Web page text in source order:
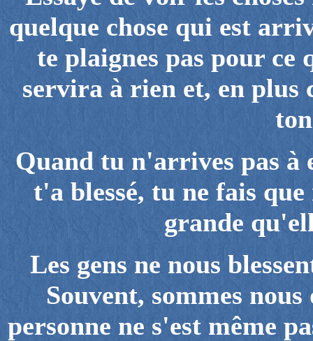
quelque chose qui est
te plaignes pas pour ce
servira à rien et, en plus
Quand tu n'arrives pas à
t'a blessé, tu ne fais
grande
Les gens ne nous
Souvent, sommes
personne ne s'est même